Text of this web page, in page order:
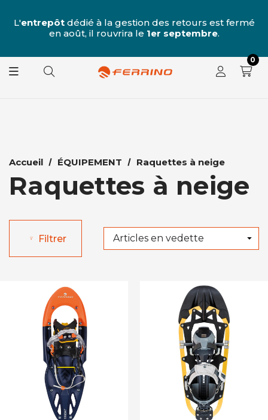
L'entrepôtdédié à la gestion des retours est fermé
en août, il rouvrira le 1er septembre.
0
Accueil ÉQUIPEMENT Raquettes à neige
Raquettes à neige
Filtrer